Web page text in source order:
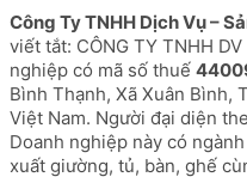
diện
hoặc
mã
số
thuế
...
Công Ty TNHH Dịch Vụ –
viết tắt: CÔNG TY TNHH
nghiệp có mã số thuế
Bình Thạnh, Xã Xuân Bình,
Việt Nam. Người đại diện
Doanh nghiệp này có
xuất giường, tủ, bàn, ghế